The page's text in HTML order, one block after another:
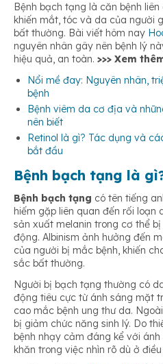
Thị giác
Bệnh bạch tạng là căn bệnh
khiến mắt, tóc và da của người
bất thường. Bài viết hôm nay
nguyên nhân gây nên bệnh lý
hiệu quả, an toàn. >>> Xem
Nổi mề đay: Nguyên nhân,
bệnh
Bệnh viêm da cơ địa và
nên biết
Retinol là gì? Tác dụng và
bắt đầu
Bệnh bạch tạng là
Bệnh bạch tạng có tên tiếng
hiếm gặp liên quan đến rối loạn
sản xuất melanin trong cơ thể
động. Albinism ảnh hưởng đến
của người bị mắc bệnh, khiến
sắc bất thường.
Người bị bạch tạng thường có
động tiêu cực từ ánh sáng mặt
cao mắc bệnh ung thư da.
bị giảm chức năng sinh lý. Do
bệnh nhạy cảm đáng kể với
khăn trong việc nhìn rõ dù ở